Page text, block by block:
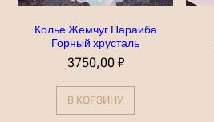
Колье Жемчуг Параиба
Горный хрусталь
3750,00 ₽
В КОРЗИНУ